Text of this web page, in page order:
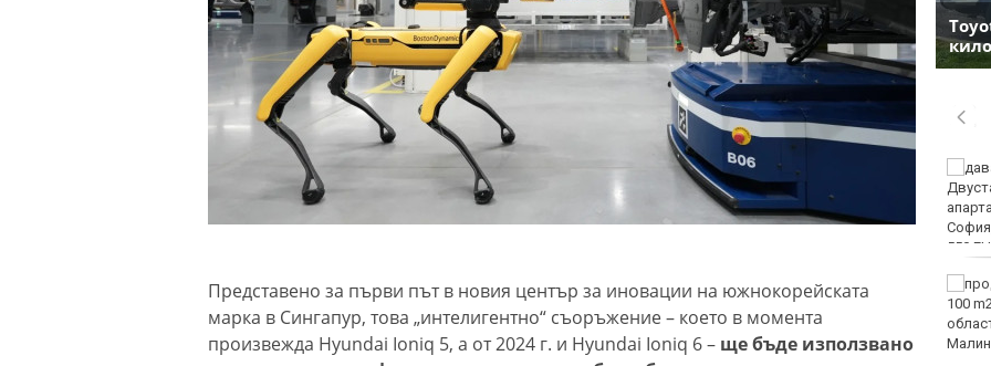
Представено за първи път в новия център за иновации на южнокорейската
марка в Сингапур, това „интелигентно“ съоръжение – което в момента
произвежда Hyundai Ioniq 5, а от 2024 г. и Hyundai Ioniq 6 – ще бъде използвано
Варненката Тея
Николова: Ще покажа
най-доброто на
европейското по
Пьотр Нестеров е на
полуфинал на турнира в
Пловдив